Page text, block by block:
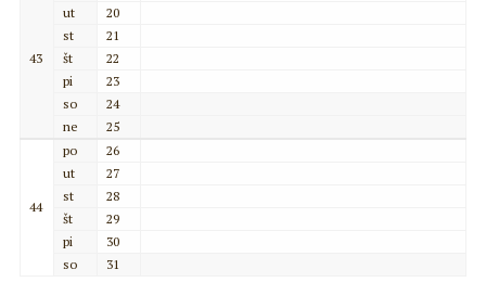
43
ut
20
st
21
št
22
pi
23
so
24
ne
25
44
po
26
ut
27
st
28
št
29
pi
30
so
31